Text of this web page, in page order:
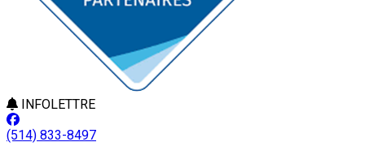
INFOLETTRE
(514) 833-8497